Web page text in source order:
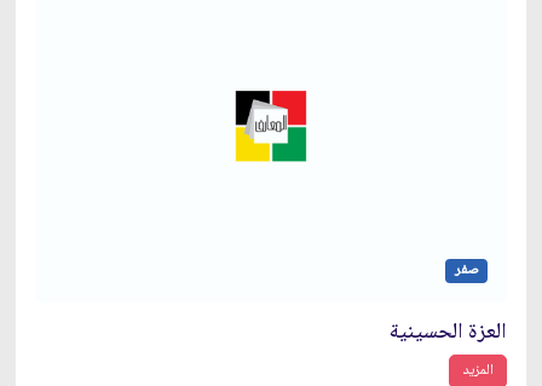
صفر
العزة الحسينية
المزيد